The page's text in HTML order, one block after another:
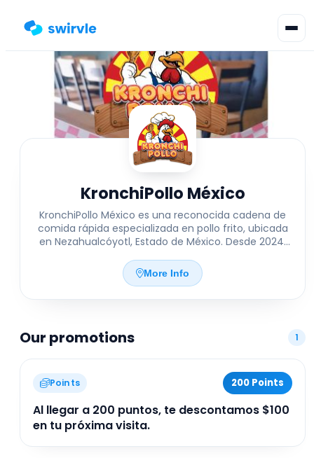
Change language
▾
KronchiPollo México
KronchiPollo México es una reconocida cadena de
comida rápida especializada en pollo frito, ubicada
en Nezahualcóyotl, Estado de México. Desde 2024,
exterior crujiente con un interior jugoso,
garantizando una experiencia culinaria única y
calidad y sabor auténtico en cada bocado.
More Info
Our promotions 1
Points 200 Points
Al llegar a 200 puntos, te descontamos $100
en tu próxima visita.